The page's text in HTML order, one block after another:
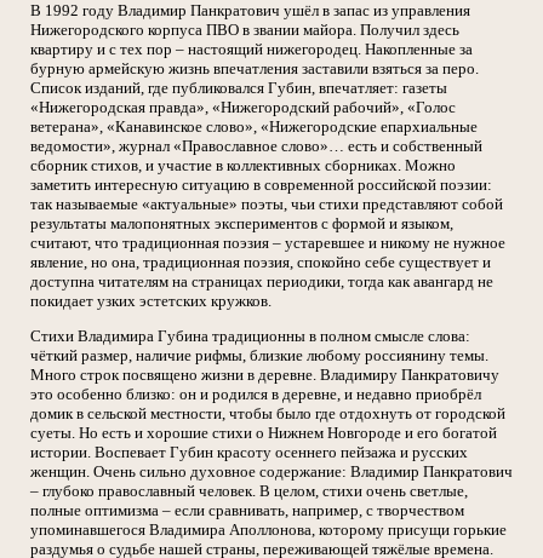
В 1992 году Владимир Панкратович ушёл в запас из управления
Нижегородского корпуса ПВО в звании майора. Получил здесь
квартиру и с тех пор – настоящий нижегородец. Накопленные за
бурную армейскую жизнь впечатления заставили взяться за перо.
Список изданий, где публиковался Губин, впечатляет: газеты
«Нижегородская правда», «Нижегородский рабочий», «Голос
ветерана», «Канавинское слово», «Нижегородские епархиальные
ведомости», журнал «Православное слово»… есть и собственный
сборник стихов, и участие в коллективных сборниках. Можно
заметить интересную ситуацию в современной российской поэзии:
так называемые «актуальные» поэты, чьи стихи представляют собой
результаты малопонятных экспериментов с формой и языком,
считают, что традиционная поэзия – устаревшее и никому не нужное
явление, но она, традиционная поэзия, спокойно себе существует и
доступна читателям на страницах периодики, тогда как авангард не
покидает узких эстетских кружков.
Стихи Владимира Губина традиционны в полном смысле слова:
чёткий размер, наличие рифмы, близкие любому россиянину темы.
Много строк посвящено жизни в деревне. Владимиру Панкратовичу
это особенно близко: он и родился в деревне, и недавно приобрёл
домик в сельской местности, чтобы было где отдохнуть от городской
суеты. Но есть и хорошие стихи о Нижнем Новгороде и его богатой
истории. Воспевает Губин красоту осеннего пейзажа и русских
женщин. Очень сильно духовное содержание: Владимир Панкратович
– глубоко православный человек. В целом, стихи очень светлые,
полные оптимизма – если сравнивать, например, с творчеством
упоминавшегося Владимира Аполлонова, которому присущи горькие
раздумья о судьбе нашей страны, переживающей тяжёлые времена.